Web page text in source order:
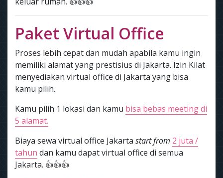
Paket Virtual Office
Proses lebih cepat dan mudah apabila kamu ingin
memiliki alamat yang prestisius di Jakarta. Izin Kilat
menyediakan virtual office di Jakarta yang bisa
kamu pilih.
Kamu pilih 1 lokasi dan kamu bisa bebas meeting di
5 alamat.
Biaya sewa virtual office Jakarta start from 2 juta /
tahun dan kamu dapat virtual office di semua
Jakarta. 👍👍👍